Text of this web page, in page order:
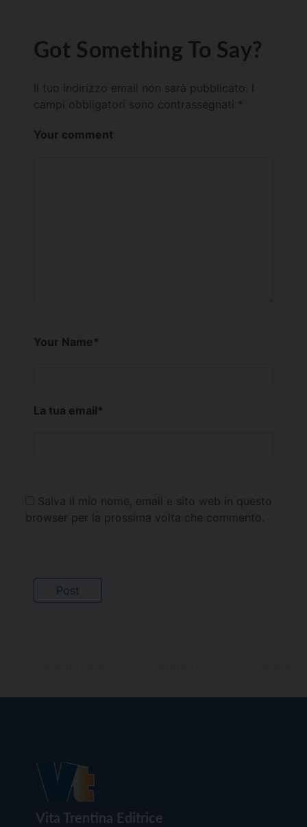
Got Something To Say?
Il tuo indirizzo email non sarà pubblicato.
campi obbligatori sono contrassegnati *
Your comment
Your Name*
La tua email*
Salva il mio nome, email e sito web in questo
browser per la prossima volta che commento.
Vita Trentina Editrice